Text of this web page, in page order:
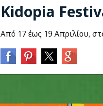
Kidopia
Από 17 έως 19 Απριλίου,